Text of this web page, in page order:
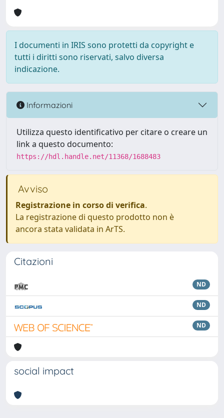
I documenti in IRIS sono protetti da copyright e
tutti i diritti sono riservati, salvo diversa
indicazione.
Informazioni
Utilizza questo identificativo per citare o creare un
link a questo documento:
https://hdl.handle.net/11368/1688483
Avviso
Registrazione in corso di verifica.
La registrazione di questo prodotto non è
ancora stata validata in ArTS.
Citazioni
ND
ND
ND
social impact